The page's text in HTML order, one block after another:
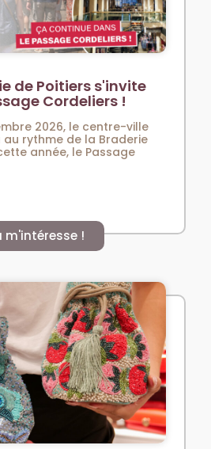
de Poitiers s'invite
Cordeliers !
2026, le centre-ville
au rythme de la Braderie
année, le Passage
m'intéresse !